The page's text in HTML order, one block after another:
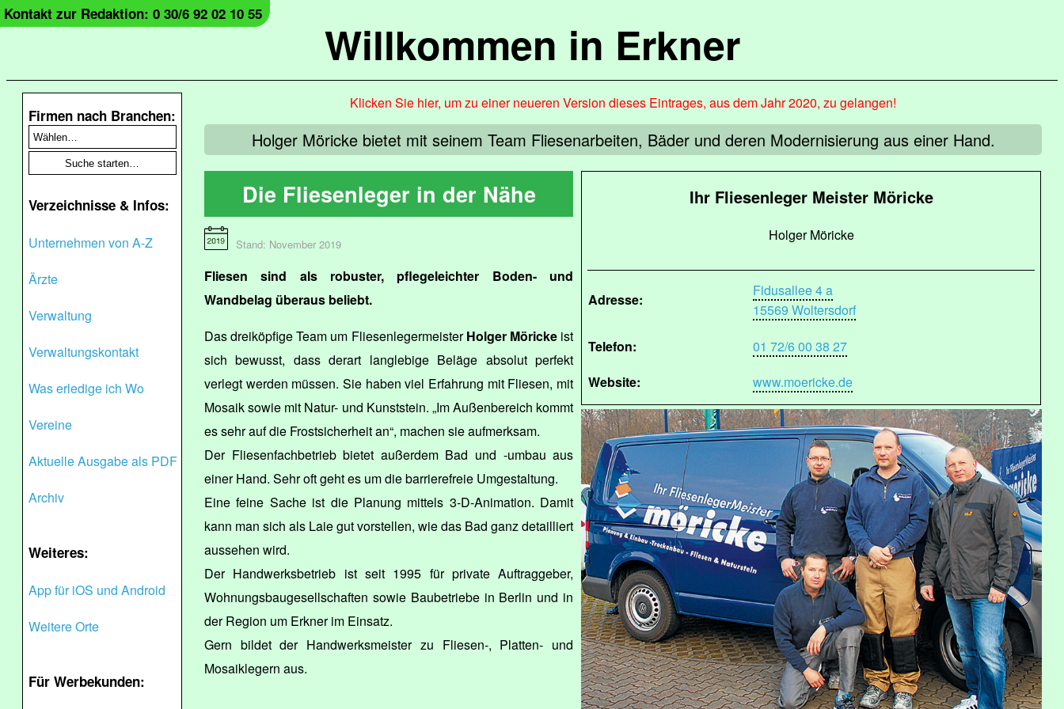
Willkommen in Erkner
Kontakt zur Redaktion: 0 30/6 92 02 10 55
Firmen nach Branchen:
Verzeichnisse & Infos:
Unternehmen von A-Z
Ärzte
Verwaltung
Verwaltungskontakt
Was erledige ich Wo
Vereine
Aktuelle Ausgabe als PDF
Archiv
Weiteres:
App für iOS und Android
Weitere Orte
Für Werbekunden:
Klicken Sie hier, um zu einer neueren Version dieses Eintrages, aus dem Jahr 2020, zu gelangen!
Holger Möricke bietet mit seinem Team Fliesenarbeiten, Bäder und deren Modernisierung aus einer Hand.
Ihr Fliesenleger Meister Möricke
Holger Möricke
Adresse:
Fidusallee 4 a
15569 Woltersdorf
Telefon:
01 72/6 00 38 27
Website:
www.moericke.de
Die Fliesenleger in der Nähe
Stand: November 2019
Fliesen sind als robuster, pflegeleichter Boden- und
Wandbelag überaus beliebt.
Das dreiköpfige Team um FliesenlegermeisterHolger Mörickeist
sich bewusst, dass derart langlebige Beläge absolut perfekt
verlegt werden müssen. Sie haben viel Erfahrung mit Fliesen, mit
Mosaik sowie mit Natur- und Kunststein. „Im Außenbereich kommt
es sehr auf die Frostsicherheit an“, machen sie aufmerksam.
Der Fliesenfachbetrieb bietet außerdem Bad und -umbau aus
einer Hand. Sehr oft geht es um die barrierefreie Umgestaltung.
Eine feine Sache ist die Planung mittels 3-D-Animation. Damit
kann man sich als Laie gut vorstellen, wie das Bad ganz detailliert
aussehen wird.
Der Handwerksbetrieb ist seit 1995 für private Auftraggeber,
Wohnungsbaugesellschaften sowie Baubetriebe in Berlin und in
der Region um Erkner im Einsatz.
Gern bildet der Handwerksmeister zu Fliesen-, Platten- und
Mosaiklegern aus.